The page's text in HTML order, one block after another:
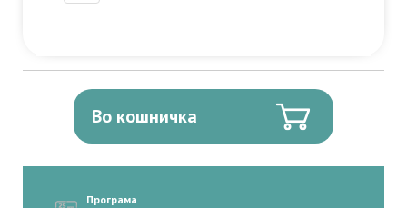
Во кошничка
Програма